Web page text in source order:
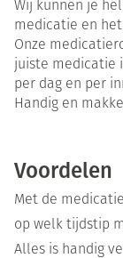
Wij kunnen je
medicatie en
Onze
juiste medicatie
per dag en per
Handig en
Voordelen
Met de
op welk tijdstip
Alles is handig